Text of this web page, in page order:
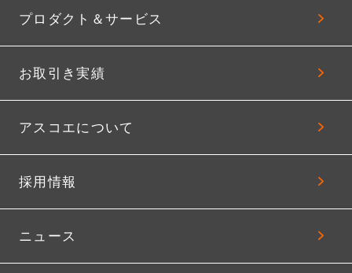
プロダクト＆サービス
お取引き実績
アスコエについて
採用情報
ニュース